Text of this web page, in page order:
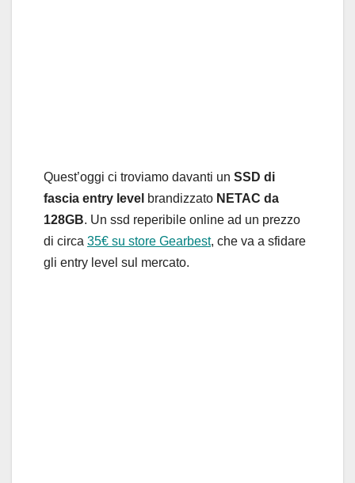
Quest’oggi ci troviamo davanti un SSD di
fascia entry level brandizzato NETAC da
128GB. Un ssd reperibile online ad un prezzo
di circa 35€ su store Gearbest, che va a sfidare
gli entry level sul mercato.